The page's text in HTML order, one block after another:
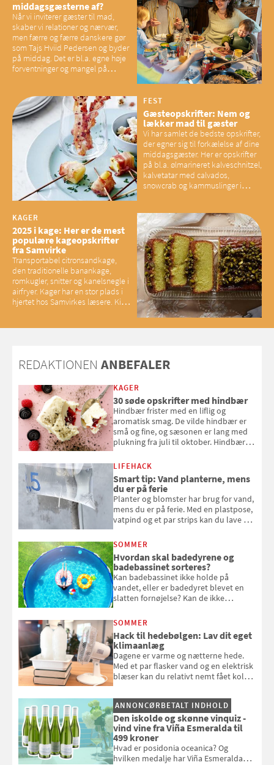
middagsgæsterne af?
Når vi inviterer gæster til mad,
skaber vi relationer og nærvær,
men færre og færre danskere gør
som Tajs Hviid Pedersen og byder
på middag. Det er bl.a. egne høje
forventninger og mangel på
have konsekvenser for vores
sociale fællesskaber
FEST
Gæsteopskrifter: Nem og
lækker mad til gæster
Vi har samlet de bedste opskrifter,
der egner sig til forkælelse af dine
middagsgæster. Her er opskrifter
på bl.a. ølmarineret kalveschnitzel,
kalvetatar med calvados,
snowcrab og kammuslinger i
KAGER
2025 i kage: Her er de mest
populære kageopskrifter
fra Samvirke
Transportabel citronsandkage,
den traditionelle banankage,
romkugler, snitter og kanelsnegle i
airfryer. Kager har en stor plads i
hjertet hos Samvirkes læsere. Kig
REDAKTIONEN ANBEFALER
KAGER
30 søde opskrifter med hindbær
Hindbær frister med en liflig og
aromatisk smag. De vilde hindbær er
små og fine, og sæsonen er lang med
plukning fra juli til oktober. Hindbær
kan bruge dine hindbær i alt fra
bagværk og salater til is og syltning.
LIFEHACK
Smart tip: Vand planterne, mens
du er på ferie
Planter og blomster har brug for vand,
mens du er på ferie. Med en plastpose,
vatpind og et par strips kan du lave dit
at bede naboen om at vande eller
komme hjem til døde planter
SOMMER
Hvordan skal badedyrene og
badebassinet sorteres?
Kan badebassinet ikke holde på
vandet, eller er badedyret blevet en
slatten fornøjelse? Kan de ikke
opmærksom, når du smider
badebassinet eller et badedyr ud
SOMMER
Hack til hedebølgen: Lav dit eget
klimaanlæg
Dagene er varme og nætterne hede.
Med et par flasker vand og en elektrisk
blæser kan du relativt nemt fået koldt
og se, hvordan du gør
ANNONCØRBETALT INDHOLD
Den iskolde og skønne vinquiz -
vind vine fra Viña Esmeralda til
499 kroner
Hvad er posidonia oceanica? Og
hvilken medalje har Viña Esmeralda